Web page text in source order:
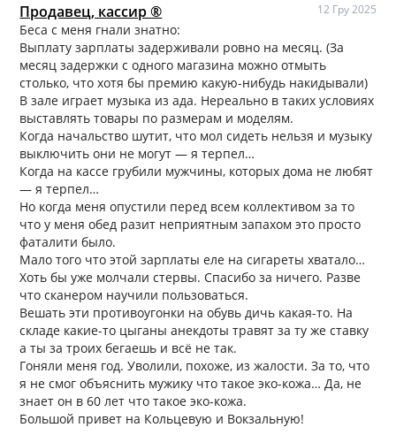
Продавец, кассир ® 12 Гру 2025
Беса с меня гнали знатно:
Выплату зарплаты задерживали ровно на месяц. (За
месяц задержки с одного магазина можно отмыть
столько, что хотя бы премию какую-нибудь накидывали)
В зале играет музыка из ада. Нереально в таких условиях
выставлять товары по размерам и моделям.
Когда начальство шутит, что мол сидеть нельзя и музыку
выключить они не могут — я терпел…
Когда на кассе грубили мужчины, которых дома не любят
— я терпел…
Но когда меня опустили перед всем коллективом за то
что у меня обед разит неприятным запахом это просто
фаталити было.
Мало того что этой зарплаты еле на сигареты хватало…
Хоть бы уже молчали стервы. Спасибо за ничего. Разве
что сканером научили пользоваться.
Вешать эти противоугонки на обувь дичь какая-то. На
складе какие-то цыганы анекдоты травят за ту же ставку
а ты за троих бегаешь и всё не так.
Гоняли меня год. Уволили, похоже, из жалости. За то, что
я не смог объяснить мужику что такое эко-кожа… Да, не
знает он в 60 лет что такое эко-кожа.
Большой привет на Кольцевую и Вокзальную!